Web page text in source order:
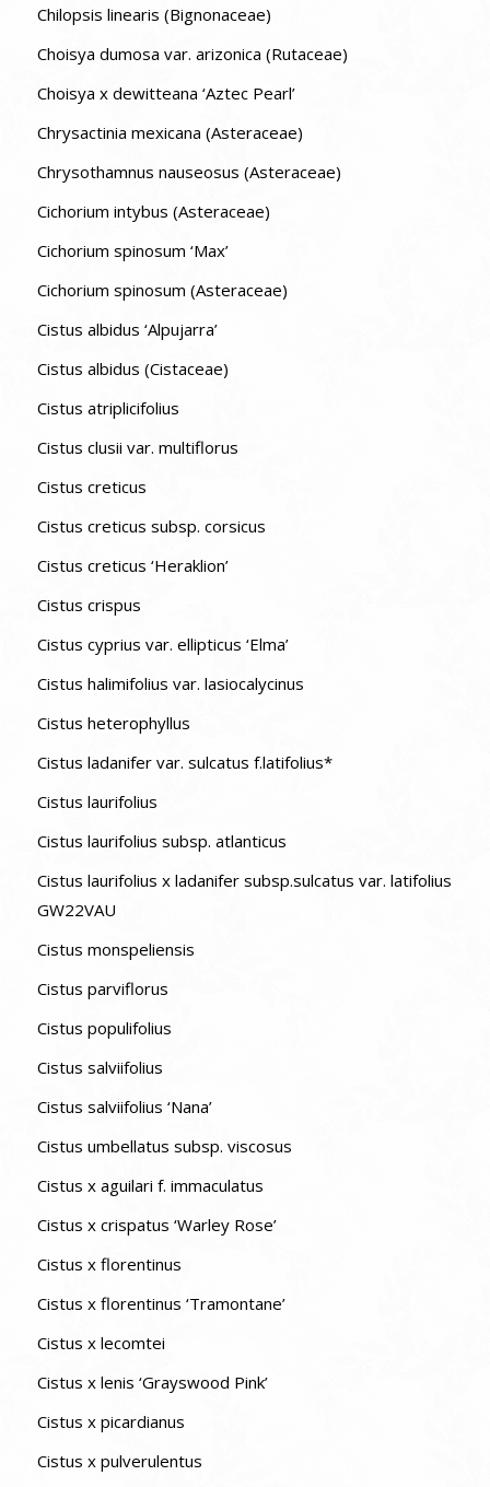
Chilopsis linearis (Bignonaceae)
Choisya dumosa var. arizonica (Rutaceae)
Choisya x dewitteana ‘Aztec Pearl’
Chrysactinia mexicana (Asteraceae)
Chrysothamnus nauseosus (Asteraceae)
Cichorium intybus (Asteraceae)
Cichorium spinosum ‘Max’
Cichorium spinosum (Asteraceae)
Cistus albidus ‘Alpujarra’
Cistus albidus (Cistaceae)
Cistus atriplicifolius
Cistus clusii var. multiflorus
Cistus creticus
Cistus creticus subsp. corsicus
Cistus creticus ‘Heraklion’
Cistus crispus
Cistus cyprius var. ellipticus ‘Elma’
Cistus halimifolius var. lasiocalycinus
Cistus heterophyllus
Cistus ladanifer var. sulcatus f.latifolius*
Cistus laurifolius
Cistus laurifolius subsp. atlanticus
Cistus laurifolius x ladanifer subsp.sulcatus var. latifolius
GW22VAU
Cistus monspeliensis
Cistus parviflorus
Cistus populifolius
Cistus salviifolius
Cistus salviifolius ‘Nana’
Cistus umbellatus subsp. viscosus
Cistus x aguilari f. immaculatus
Cistus x crispatus ‘Warley Rose’
Cistus x florentinus
Cistus x florentinus ‘Tramontane’
Cistus x lecomtei
Cistus x lenis ‘Grayswood Pink’
Cistus x picardianus
Cistus x pulverulentus